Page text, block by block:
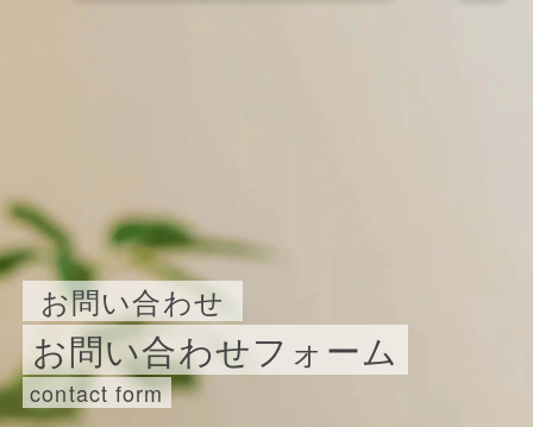
商品
FESTIVALとは
会社案内
採用情報
お問い合わせ
お問い合わせフォーム
contact form